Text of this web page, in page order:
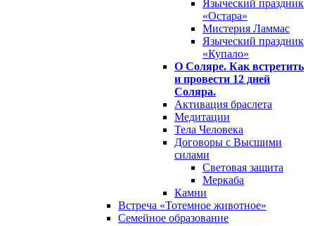
Языческий праздник
«Остара»
Мистерия Ламмас
Языческий праздник
«Купало»
О Соляре. Как встретить
и провести 12 дней
Соляра.
Активация браслета
Медитации
Тела Человека
Договоры с Высшими
силами
Световая защита
Меркаба
Камни
Встреча «Тотемное животное»
Семейное образование